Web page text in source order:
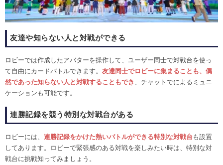
友達や知らない人と対戦ができる
ロビーでは作成したアバターを操作して、ユーザー同士で対戦台を使っ
て自由にカードバトルできます。 友達同士でロビーに集まることも、偶
然であった知らない人と対戦することもでき 、チャットでによるミュニ
ケーションも可能です。
連勝記録を競う特別な対戦台がある
ロビーには、 連勝記録をかけた熱いバトルができる特別な対戦台 も設置
してあります。ロビーで緊張感のある対戦を楽しみたい時は、特別な対
戦台に挑戦知ってみましょう。